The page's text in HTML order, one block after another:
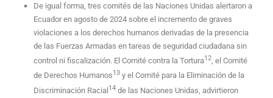
De igual forma, tres comités de las Naciones Unidas alertaron a
Ecuador en agosto de 2024 sobre el incremento de graves
violaciones a los derechos humanos derivadas de la presencia
de las Fuerzas Armadas en tareas de seguridad ciudadana sin
control ni fiscalización. El Comité contra la Tortura12, el Comité
de Derechos Humanos13 y el Comité para la Eliminación de la
Discriminación Racial 14 de las Naciones Unidas, advirtieron